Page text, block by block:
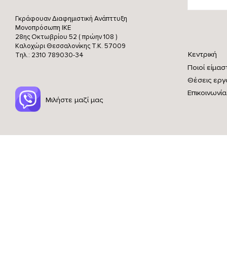
Γκράφουαν Διαφημιστική Ανάπττυξη
Μονοπρόσωπη ΙΚΕ
28ης Οκτωβρίου 52 ( πρώην 108 )
Καλοχώρι Θεσσαλονίκης Τ.Κ. 57009
Τηλ.: 2310 789030-34
Κεντρική
Ποιοί
Θέσεις
Επικοινωνία
Μιλήστε μαζί μας